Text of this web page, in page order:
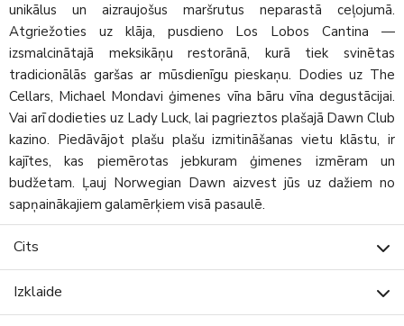
unikālus un aizraujošus maršrutus neparastā ceļojumā.
Atgriežoties uz klāja, pusdieno Los Lobos Cantina —
izsmalcinātajā meksikāņu restorānā, kurā tiek svinētas
tradicionālās garšas ar mūsdienīgu pieskaņu. Dodies uz The
Cellars, Michael Mondavi ģimenes vīna bāru vīna degustācijai.
Vai arī dodieties uz Lady Luck, lai pagrieztos plašajā Dawn Club
kazino. Piedāvājot plašu plašu izmitināšanas vietu klāstu, ir
kajītes, kas piemērotas jebkuram ģimenes izmēram un
budžetam. Ļauj Norwegian Dawn aizvest jūs uz dažiem no
sapņainākajiem galamērķiem visā pasaulē.
Cits
Izklaide